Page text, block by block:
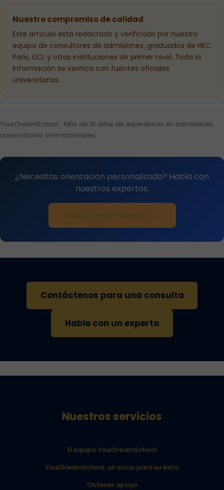
Nuestro compromiso de calidad
Este artículo está redactado y verificado por nuestro
equipo de consultores de admisiones, graduados de HEC
Paris, UCL y otras instituciones de primer nivel. Toda la
información se verifica con fuentes oficiales
universitarias.
YourDreamSchool : Más de 10 años de experiencia en admisiones
universitarias internacionales
¿Necesitas orientación personalizada? Habla con
nuestros expertos.
Contáctenos para una consulta
Hable con un experto
Nuestros servicios
El equipo YourDreamSchool
YourDreamSchool, un socio para su éxito
Obtener apoyo